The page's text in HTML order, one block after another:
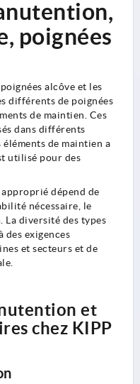
poignées
alcôve et les
différents de poignées
de maintien. Ces
dans différents
éléments de maintien a
utilisé pour des
dépend de
nécessaire, le
diversité des types
des exigences
et secteurs et de
et
chez KIPP